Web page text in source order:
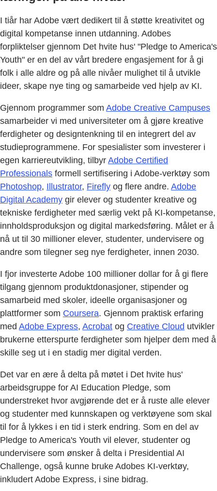
I tiår har Adobe vært dedikert til å støtte kreativitet og
digital kompetanse innen utdanning. Adobes
forpliktelser gjennom Det hvite hus' "Pledge to America's
Youth" er en del av vårt bredere engasjement for å gi
folk i alle aldre og på alle nivåer mulighet til å utvikle
ideer, skape nye ting og samarbeide ved hjelp av KI.
Gjennom programmer som Adobe Creative Campuses
samarbeider vi med universiteter om å gjøre kreative
ferdigheter og designtenkning til en integrert del av
studieprogrammene. For spesialister som investerer i
egen karriereutvikling, tilbyr Adobe Certified
Professionals formell sertifisering i Adobe-verktøy som
Photoshop, Illustrator, Firefly og flere andre. Adobe
Digital Academy gir elever og studenter kreative og
tekniske ferdigheter med særlig vekt på KI-kompetanse,
innholdsproduksjon og digital markedsføring. Målet er å
nå ut til 30 millioner elever, studenter, undervisere og
andre som tilegner seg nye ferdigheter, innen 2030.
I fjor investerte Adobe 100 millioner dollar for å gi flere
tilgang gjennom produktdonasjoner, stipender og
samarbeid med skoler, ideelle organisasjoner og
plattformer som Coursera. Gjennom praktisk erfaring
med Adobe Express, Acrobat og Creative Cloud utvikler
brukerne etterspurte ferdigheter som hjelper dem med å
skille seg ut i en stadig mer digital verden.
Det var en ære å delta på møtet i Det hvite hus'
arbeidsgruppe for AI Education Pledge, som
understreket hvor avgjørende det er å ruste alle elever
og studenter med kunnskapen og verktøyene som skal
til for å lykkes i en tid i sterk endring. Som en del av
Pledge to America's Youth vil elever, studenter og
undervisere som ønsker å delta i Presidential AI
Challenge, også kunne bruke Adobes KI-verktøy,
inkludert Adobe Express, i sine bidrag.